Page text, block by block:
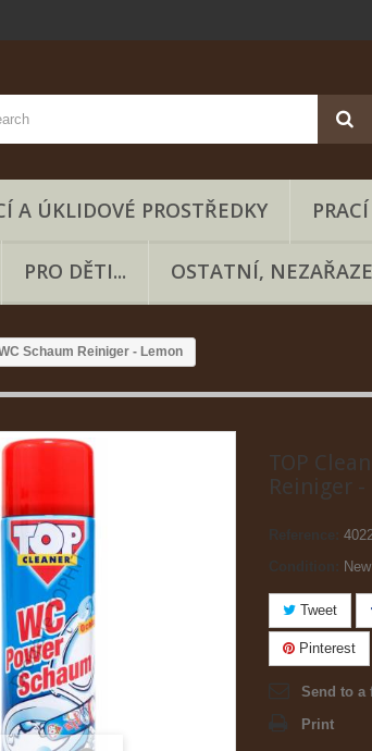
A ÚKLIDOVÉ PROSTŘEDKY
PRO DĚTI... OSTATNÍ,
Schaum Reiniger - Lemon
TOP
Reiniger -
Reference:
Tweet
Pinterest
Send to a
Print